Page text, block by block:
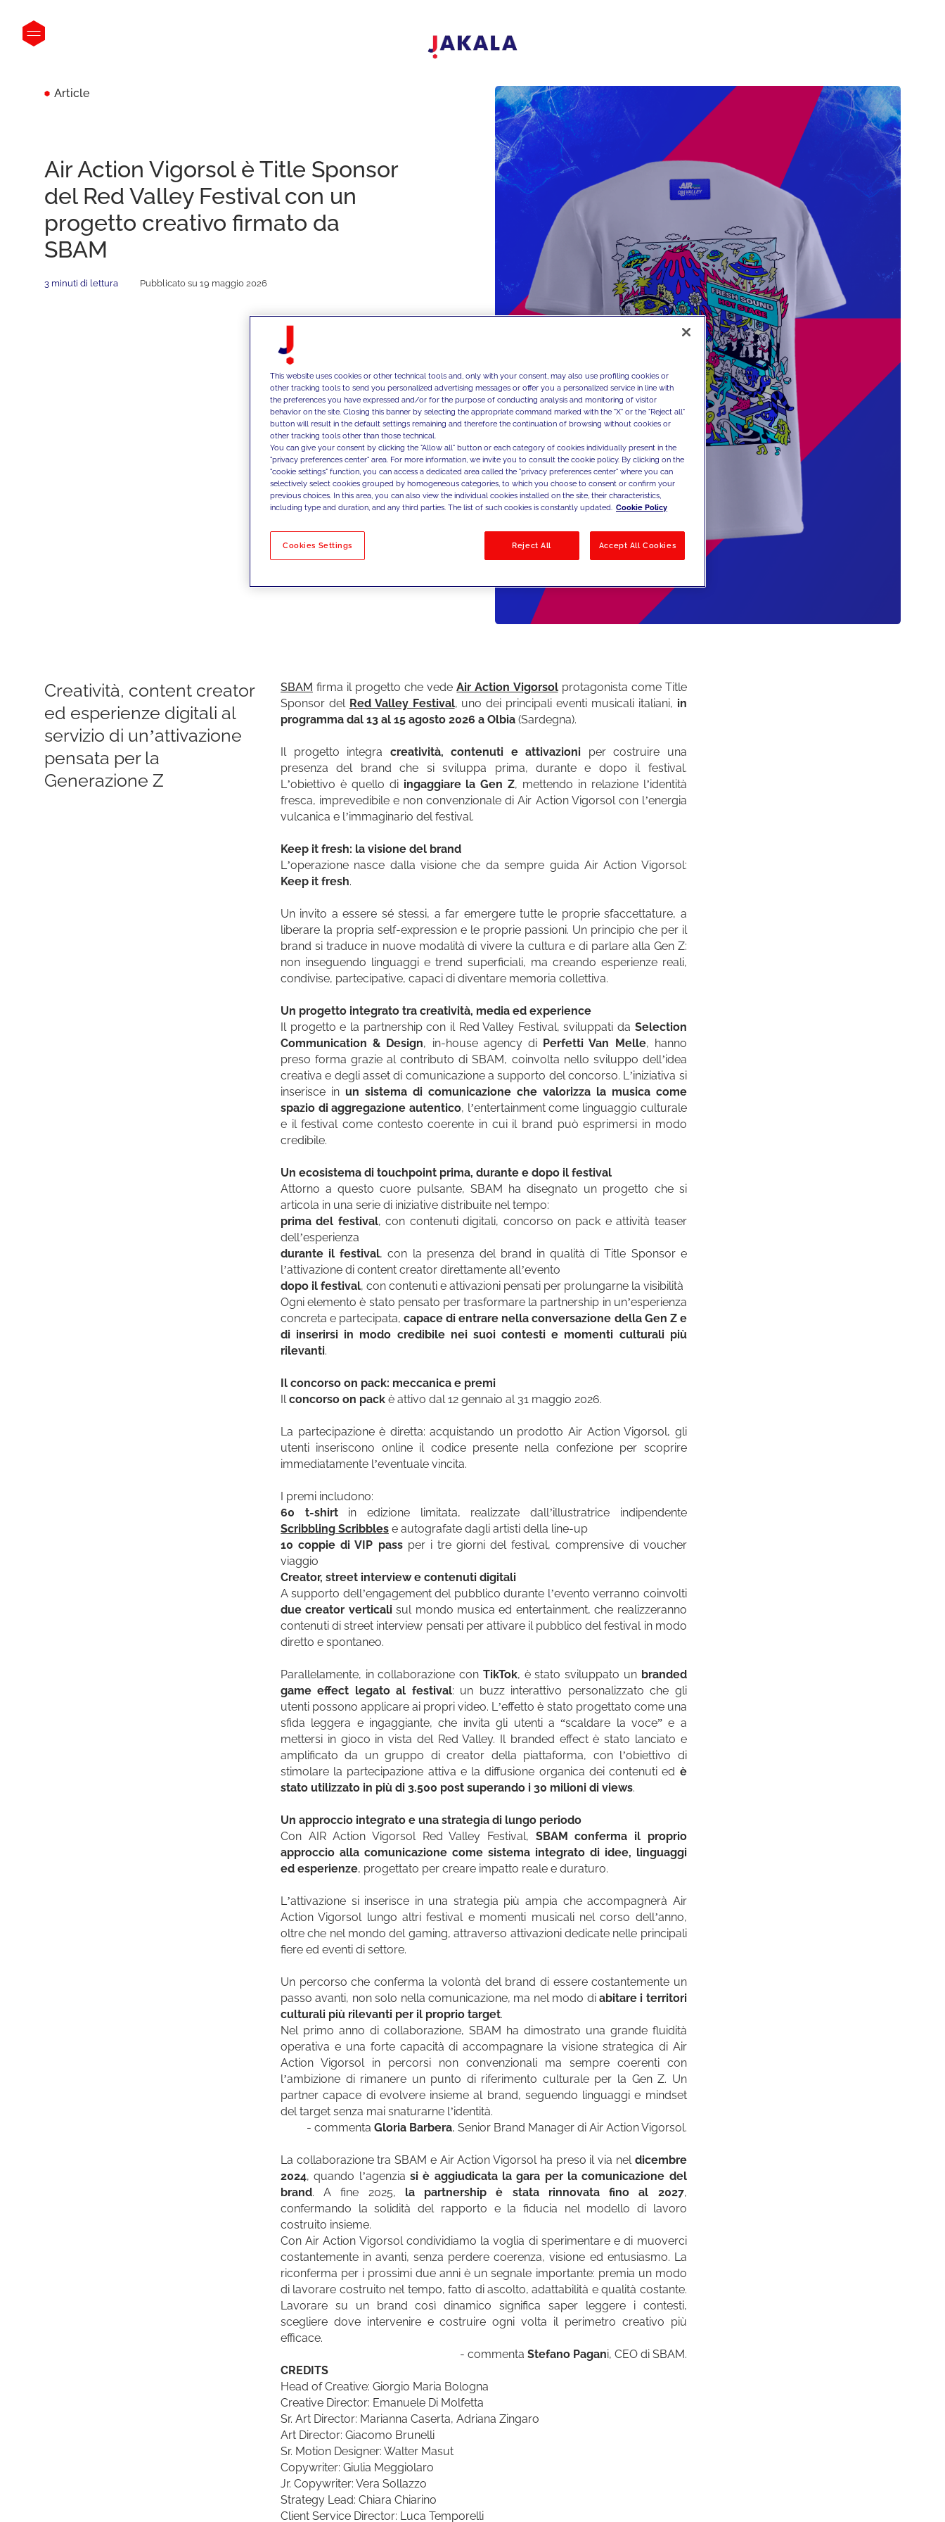
Article
Air Action Vigorsol è Title Sponsor
del Red Valley Festival con un
progetto creativo firmato da
SBAM
3 minuti di lettura Pubblicato su 19 maggio 2026
Creatività, content creator
ed esperienze digitali al
servizio di un’attivazione
pensata per la
Generazione Z
SBAM firma il progetto che vedeAir Action Vigorsolprotagonista come Title
Sponsor del Red Valley Festival, uno dei principali eventi musicali italiani, in
programma dal 13 al 15 agosto 2026 a Olbia (Sardegna).
Il progetto integra creatività, contenuti e attivazioni per costruire una
presenza del brand che si sviluppa prima, durante e dopo il festival.
L’obiettivo è quello di ingaggiare la Gen Z, mettendo in relazione l’identità
fresca, imprevedibile e non convenzionale di Air Action Vigorsol con l’energia
vulcanica e l’immaginario del festival.
Keep it fresh: la visione del brand
L’operazione nasce dalla visione che da sempre guida Air Action Vigorsol:
Keep it fresh.
Un invito a essere sé stessi, a far emergere tutte le proprie sfaccettature, a
liberare la propria self-expression e le proprie passioni. Un principio che per il
brand si traduce in nuove modalità di vivere la cultura e di parlare alla Gen Z:
non inseguendo linguaggi e trend superficiali, ma creando esperienze reali,
condivise, partecipative, capaci di diventare memoria collettiva.
Un progetto integrato tra creatività, media ed experience
Il progetto e la partnership con il Red Valley Festival, sviluppati da Selection
Communication & Design, in-house agency di Perfetti Van Melle, hanno
preso forma grazie al contributo di SBAM, coinvolta nello sviluppo dell’idea
creativa e degli asset di comunicazione a supporto del concorso. L’iniziativa si
inserisce in un sistema di comunicazione che valorizza la musica come
spazio di aggregazione autentico, l’entertainment come linguaggio culturale
e il festival come contesto coerente in cui il brand può esprimersi in modo
credibile.
Un ecosistema di touchpoint prima, durante e dopo il festival
Attorno a questo cuore pulsante, SBAM ha disegnato un progetto che si
articola in una serie di iniziative distribuite nel tempo:
prima del festival, con contenuti digitali, concorso on pack e attività teaser
dell’esperienza
durante il festival, con la presenza del brand in qualità di Title Sponsor e
l’attivazione di content creator direttamente all’evento
dopo il festival, con contenuti e attivazioni pensati per prolungarne la visibilità
Ogni elemento è stato pensato per trasformare la partnership in un’esperienza
concreta e partecipata,capace di entrare nella conversazione della Gen Z e
di inserirsi in modo credibile nei suoi contesti e momenti culturali più
rilevanti.
Il concorso on pack: meccanica e premi
Ilconcorso on pack è attivo dal 12 gennaio al 31 maggio 2026.
La partecipazione è diretta: acquistando un prodotto Air Action Vigorsol, gli
utenti inseriscono online il codice presente nella confezione per scoprire
immediatamente l’eventuale vincita.
I premi includono:
60 t-shirtin edizione limitata, realizzate dall’illustratrice indipendente
Scribbling Scribblese autografate dagli artisti della line-up
10 coppie di VIP passper i tre giorni del festival, comprensive di voucher
viaggio
Creator, street interview e contenuti digitali
A supporto dell’engagement del pubblico durante l’evento verranno coinvolti
due creator verticali sul mondo musica ed entertainment, che realizzeranno
contenuti di street interview pensati per attivare il pubblico del festival in modo
diretto e spontaneo.
Parallelamente, in collaborazione con TikTok, è stato sviluppato un branded
game effect legato al festival: un buzz interattivo personalizzato che gli
utenti possono applicare ai propri video. L’effetto è stato progettato come una
sfida leggera e ingaggiante, che invita gli utenti a “scaldare la voce” e a
mettersi in gioco in vista del Red Valley. Il branded effect è stato lanciato e
amplificato da un gruppo di creator della piattaforma, con l’obiettivo di
stimolare la partecipazione attiva e la diffusione organica dei contenuti ed è
stato utilizzato in più di 3.500 post superando i 30 milioni di views.
Un approccio integrato e una strategia di lungo periodo
Con AIR Action Vigorsol Red Valley Festival, SBAM conferma il proprio
approccio alla comunicazione come sistema integrato di idee, linguaggi
ed esperienze, progettato per creare impatto reale e duraturo.
L’attivazione si inserisce in una strategia più ampia che accompagnerà Air
Action Vigorsol lungo altri festival e momenti musicali nel corso dell’anno,
oltre che nel mondo del gaming, attraverso attivazioni dedicate nelle principali
fiere ed eventi di settore.
Un percorso che conferma la volontà del brand di essere costantemente un
passo avanti, non solo nella comunicazione, ma nel modo diabitare i territori
culturali più rilevanti per il proprio target.
Nel primo anno di collaborazione, SBAM ha dimostrato una grande fluidità
operativa e una forte capacità di accompagnare la visione strategica di Air
Action Vigorsol in percorsi non convenzionali ma sempre coerenti con
l’ambizione di rimanere un punto di riferimento culturale per la Gen Z. Un
partner capace di evolvere insieme al brand, seguendo linguaggi e mindset
del target senza mai snaturarne l’identità.
- commenta Gloria Barbera, Senior Brand Manager di Air Action Vigorsol.
La collaborazione tra SBAM e Air Action Vigorsol ha preso il via nel dicembre
2024, quando l’agenziasi è aggiudicata la gara per la comunicazione del
brand. A fine 2025, la partnership è stata rinnovata fino al 2027,
confermando la solidità del rapporto e la fiducia nel modello di lavoro
costruito insieme.
Con Air Action Vigorsol condividiamo la voglia di sperimentare e di muoverci
costantemente in avanti, senza perdere coerenza, visione ed entusiasmo. La
riconferma per i prossimi due anni è un segnale importante: premia un modo
di lavorare costruito nel tempo, fatto di ascolto, adattabilità e qualità costante.
Lavorare su un brand così dinamico significa saper leggere i contesti,
scegliere dove intervenire e costruire ogni volta il perimetro creativo più
efficace.
- commenta Stefano Pagani, CEO di SBAM.
CREDITS
Head of Creative: Giorgio Maria Bologna
Creative Director: Emanuele Di Molfetta
Sr. Art Director: Marianna Caserta, Adriana Zingaro
Art Director: Giacomo Brunelli
Sr. Motion Designer: Walter Masut
Copywriter: Giulia Meggiolaro
Jr. Copywriter: Vera Sollazzo
Strategy Lead: Chiara Chiarino
Client Service Director: Luca Temporelli
This website uses cookies or other technical tools and, only with your consent, may also use profiling cookies or
other tracking tools to send you personalized advertising messages or offer you a personalized service in line with
the preferences you have expressed and/or for the purpose of conducting analysis and monitoring of visitor
behavior on the site. Closing this banner by selecting the appropriate command marked with the "X" or the "Reject all"
button will result in the default settings remaining and therefore the continuation of browsing without cookies or
other tracking tools other than those technical.
You can give your consent by clicking the "Allow all" button or each category of cookies individually present in the
"privacy preferences center" area. For more information, we invite you to consult the cookie policy. By clicking on the
"cookie settings" function, you can access a dedicated area called the "privacy preferences center" where you can
selectively select cookies grouped by homogeneous categories, to which you choose to consent or confirm your
previous choices. In this area, you can also view the individual cookies installed on the site, their characteristics,
including type and duration, and any third parties. The list of such cookies is constantly updated. Cookie Policy
Cookies Settings Reject All Accept All Cookies